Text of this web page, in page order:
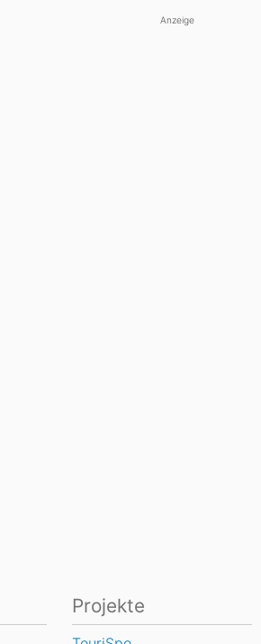
Anzeige
Projekte